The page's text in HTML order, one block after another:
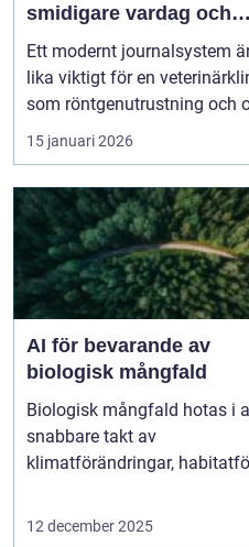
smidigare vardag och
säkrare vård
Ett modernt journalsystem
lika viktigt för en
som röntgenutrustning och
15 januari 2026
AI för bevarande av
biologisk mångfald
Biologisk mångfald hotas i
snabbare takt av
klimatförändringar,
12 december 2025